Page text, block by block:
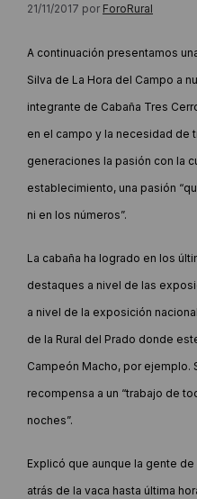
21/11/2017 por ForoRural
A continuación presentamos
Silva de La Hora del Campo a
integrante de Cabaña Tres
en el campo y la necesidad de
generaciones la pasión con la
establecimiento, una pasión
ni en los números”.
La cabaña ha logrado en los
destaques a nivel de las
a nivel de la exposición
de la Rural del Prado donde
Campeón Macho, por ejemplo.
recompensa a un “trabajo de
noches”.
Explicó que aunque la gente
atrás de la vaca hasta última